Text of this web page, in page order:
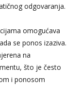
odgovaranja.
omogućava
se ponos izaziva.
na
što je često
i ponosom